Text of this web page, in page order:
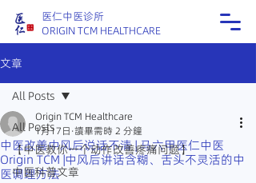
医仁中医诊所
ORIGIN TCM HEALTHCARE
文章
All Posts
【中医教你一个动作改善疼痛问题】
中医科普文章
All Posts
中医改善中风后说话不清 | 马六甲医仁中医
Origin TCM |中风后讲话含糊、舌头不灵活的中
医调理方法
Origin TCM Healthcare
1月17日 讀畢需時 2 分鐘